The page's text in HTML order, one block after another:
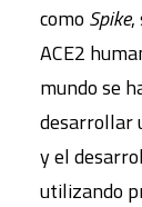
como Spike,
ACE2
mundo se
desarrollar
y el
utilizando